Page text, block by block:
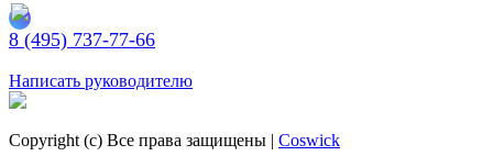
8 (495) 737-77-66
Написать руководителю
Copyright (c) Все права защищены | Coswick